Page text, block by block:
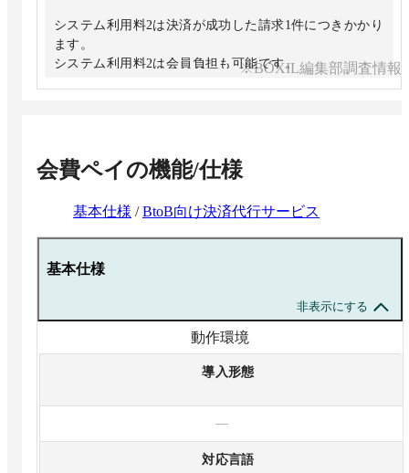
システム利用料2は決済が成功した請求1件につきかかり
ます。
システム利用料2は会員負担も可能です。※BOXIL編集部調査情報
会費ペイの機能/仕様
基本仕様 /BtoB向け決済代行サービス
基本仕様
非表示にする
動作環境
導入形態
—
対応言語